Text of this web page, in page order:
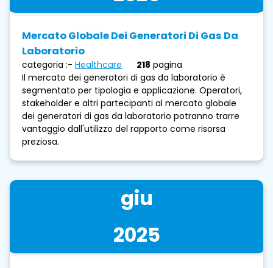
Mercato Globale Dei Generatori Di Gas Da
Laboratorio
categoria :- Healthcare 218 pagina
Il mercato dei generatori di gas da laboratorio è
segmentato per tipologia e applicazione. Operatori,
stakeholder e altri partecipanti al mercato globale
dei generatori di gas da laboratorio potranno trarre
vantaggio dall'utilizzo del rapporto come risorsa
preziosa.
giu
2025